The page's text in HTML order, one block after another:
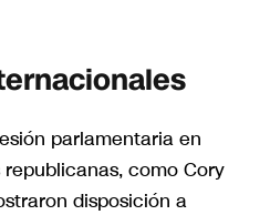
parlamentaria en
como Cory
disposición a